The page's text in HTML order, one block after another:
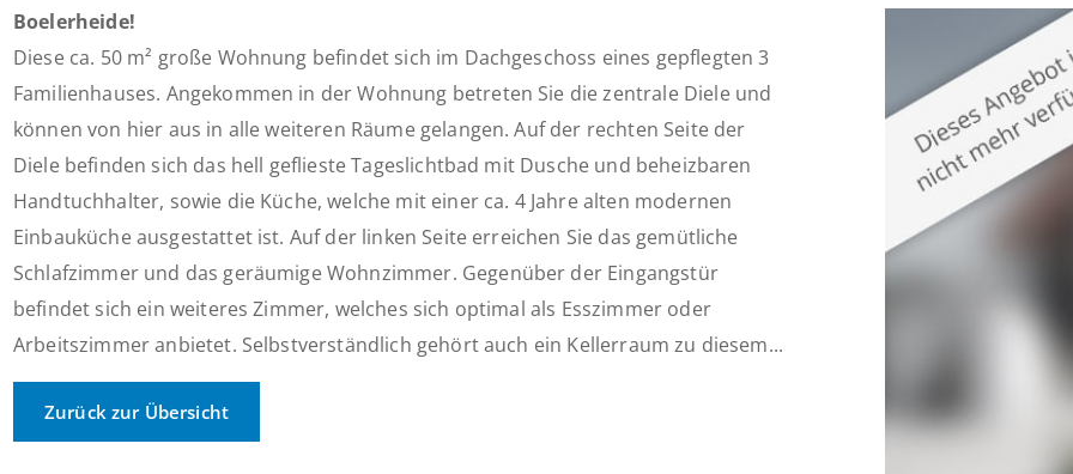
Boelerheide!
Diese ca. 50 m² große Wohnung befindet sich im Dachgeschoss eines gepflegten 3
Familienhauses. Angekommen in der Wohnung betreten Sie die zentrale Diele und
können von hier aus in alle weiteren Räume gelangen. Auf der rechten Seite der
Diele befinden sich das hell geflieste Tageslichtbad mit Dusche und beheizbaren
Handtuchhalter, sowie die Küche, welche mit einer ca. 4 Jahre alten modernen
Einbauküche ausgestattet ist. Auf der linken Seite erreichen Sie das gemütliche
Schlafzimmer und das geräumige Wohnzimmer. Gegenüber der Eingangstür
befindet sich ein weiteres Zimmer, welches sich optimal als Esszimmer oder
Arbeitszimmer anbietet. Selbstverständlich gehört auch ein Kellerraum zu diesem...
Zurück zur Übersicht